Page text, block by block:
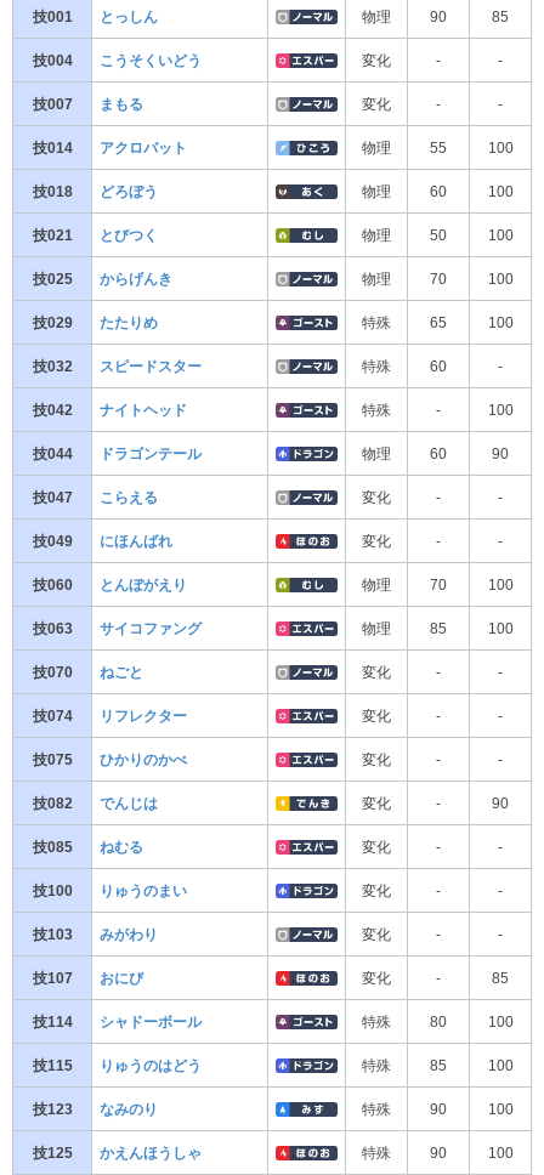
技001 とっしん 物理 90 85
技004 こうそくいどう 変化 - -
技007 まもる 変化 - -
技014 アクロバット 物理 55 100
技018 どろぼう 物理 60 100
技021 とびつく 物理 50 100
技025 からげんき 物理 70 100
技029 たたりめ 特殊 65 100
技032 スピードスター 特殊 60 -
技042 ナイトヘッド 特殊 - 100
技044 ドラゴンテール 物理 60 90
技047 こらえる 変化 - -
技049 にほんばれ 変化 - -
技060 とんぼがえり 物理 70 100
技063 サイコファング 物理 85 100
技070 ねごと 変化 - -
技074 リフレクター 変化 - -
技075 ひかりのかべ 変化 - -
技082 でんじは 変化 - 90
技085 ねむる 変化 - -
技100 りゅうのまい 変化 - -
技103 みがわり 変化 - -
技107 おにび 変化 - 85
技114 シャドーボール 特殊 80 100
技115 りゅうのはどう 特殊 85 100
技123 なみのり 特殊 90 100
技125 かえんほうしゃ 特殊 90 100